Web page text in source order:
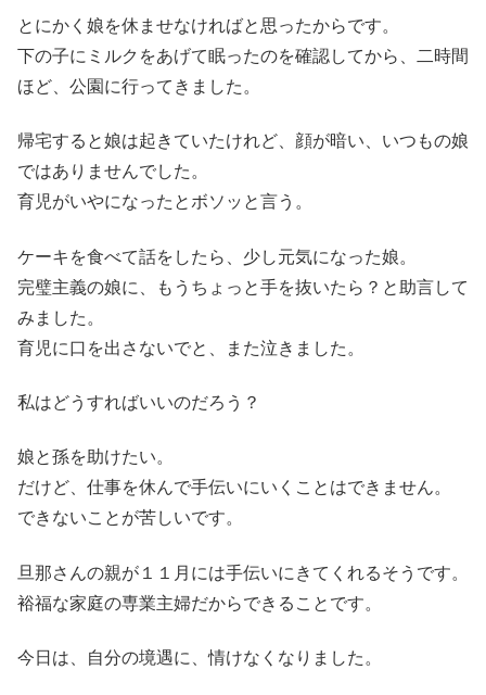
とにかく娘を休ませなければと思ったからです。
下の子にミルクをあげて眠ったのを確認してから、二時間
ほど、公園に行ってきました。
帰宅すると娘は起きていたけれど、顔が暗い、いつもの娘
ではありませんでした。
育児がいやになったとボソッと言う。
ケーキを食べて話をしたら、少し元気になった娘。
完璧主義の娘に、もうちょっと手を抜いたら？と助言して
みました。
育児に口を出さないでと、また泣きました。
私はどうすればいいのだろう？
娘と孫を助けたい。
だけど、仕事を休んで手伝いにいくことはできません。
できないことが苦しいです。
旦那さんの親が１１月には手伝いにきてくれるそうです。
裕福な家庭の専業主婦だからできることです。
今日は、自分の境遇に、情けなくなりました。